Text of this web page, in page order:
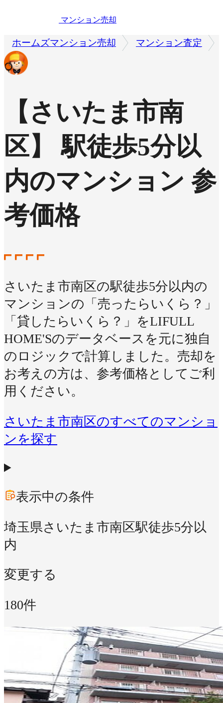
マンション売却
ホームズマンション売却 マンション査定
【さいたま市南
区】 駅徒歩5分以
内のマンション 参
考価格
さいたま市南区の駅徒歩5分以内の
マンションの「売ったらいくら？」
「貸したらいくら？」をLIFULL
HOME'Sのデータベースを元に独自
のロジックで計算しました。売却を
お考えの方は、参考価格としてご利
用ください。
さいたま市南区のすべてのマンショ
ンを探す
表示中の条件
埼玉県さいたま市南区駅徒歩5分以
内
変更する
180件